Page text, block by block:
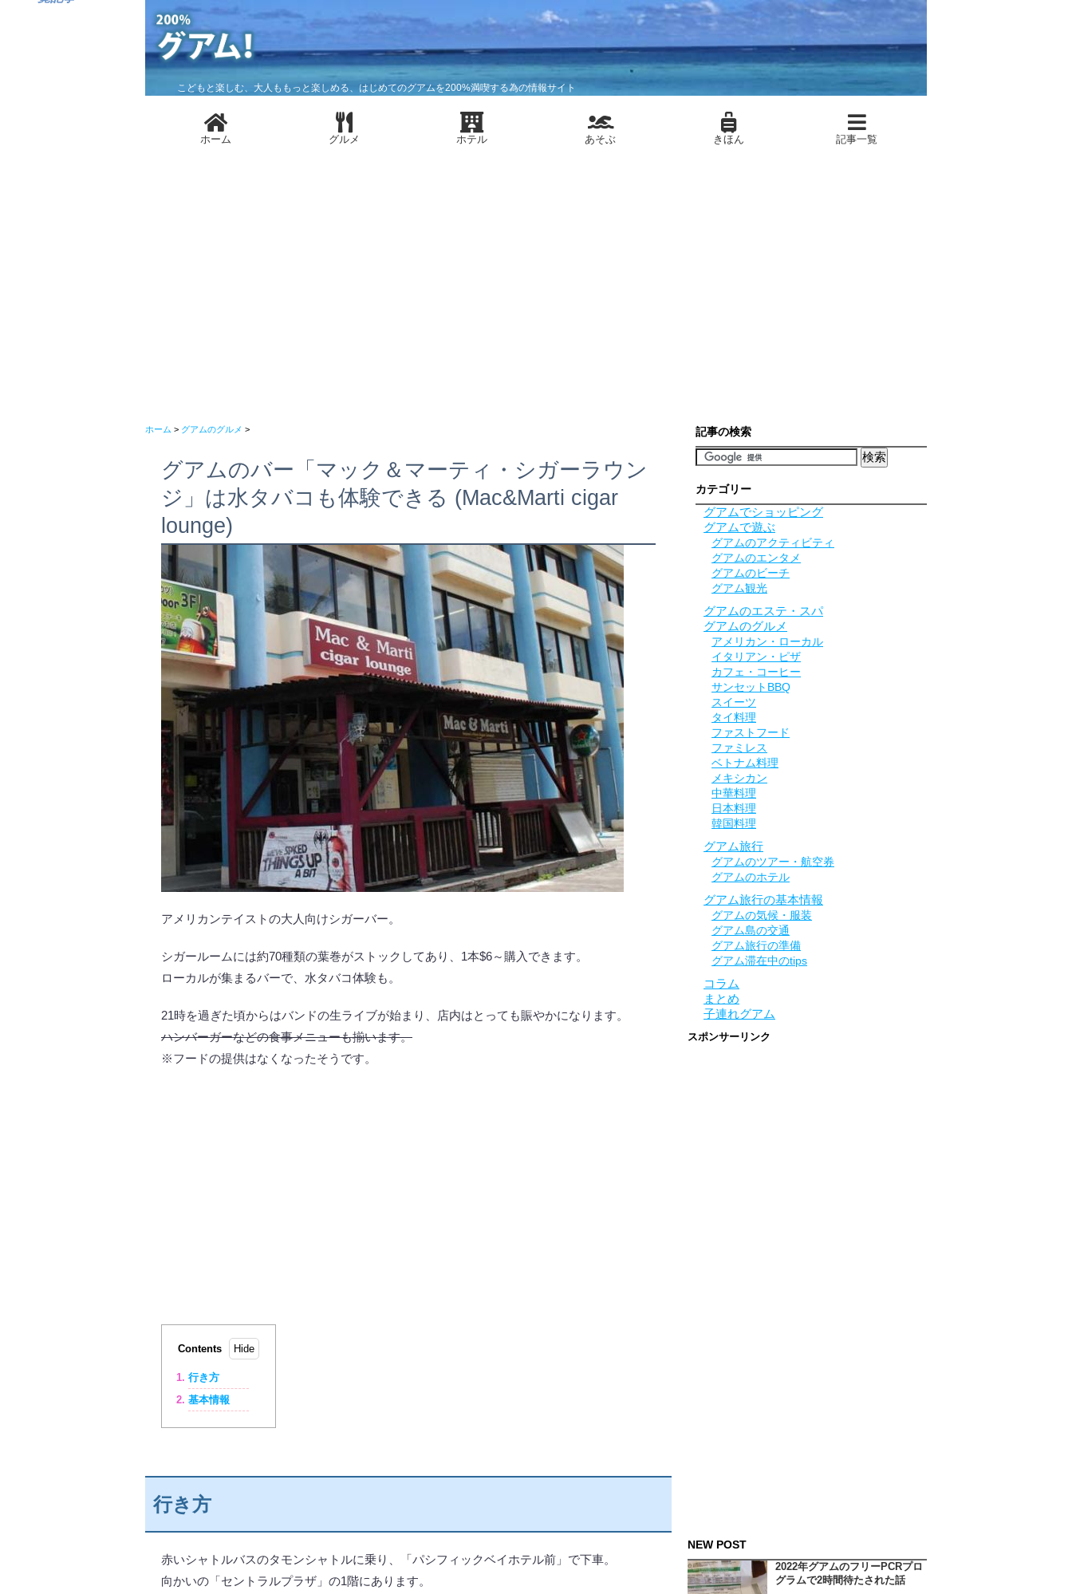
こどもと楽しむ、大人ももっと楽しめる、はじめてのグアムを200%満喫する為の情報サイト
ホーム グルメ ホテル あそぶ きほん 記事一覧
ホーム > グアムのグルメ >
グアムのバー「マック＆マーティ・シガーラウン
ジ」は水タバコも体験できる (Mac&Marti cigar
lounge)
アメリカンテイストの大人向けシガーバー。
シガールームには約70種類の葉巻がストックしてあり、1本$6～購入できます。
ローカルが集まるバーで、水タバコ体験も。
21時を過ぎた頃からはバンドの生ライブが始まり、店内はとっても賑やかになります。
ハンバーガーなどの食事メニューも揃います。
※フードの提供はなくなったそうです。
Contents
行き方
基本情報
行き方
赤いシャトルバスのタモンシャトルに乗り、「パシフィックベイホテル前」で下車。
向かいの「セントラルプラザ」の1階にあります。
記事の検索
カテゴリー
グアムでショッピング
グアムで遊ぶ
グアムのアクティビティ
グアムのエンタメ
グアムのビーチ
グアム観光
グアムのエステ・スパ
グアムのグルメ
アメリカン・ローカル
イタリアン・ピザ
カフェ・コーヒー
サンセットBBQ
スイーツ
タイ料理
ファストフード
ファミレス
ベトナム料理
メキシカン
中華料理
日本料理
韓国料理
グアム旅行
グアムのツアー・航空券
グアムのホテル
グアム旅行の基本情報
グアムの気候・服装
グアム島の交通
グアム旅行の準備
グアム滞在中のtips
コラム
まとめ
子連れグアム
スポンサーリンク
NEW POST
2022年グアムのフリーPCRプロ
グラムで2時間待たされた話